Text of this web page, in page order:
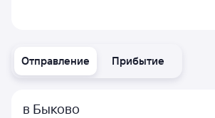
Отправление Прибытие
в Быково